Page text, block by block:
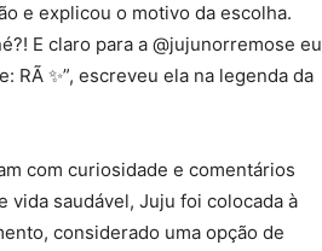
e explicou o motivo da escolha.
E claro para a @jujunorremose eu
✨”, escreveu ela na legenda da
com curiosidade e comentários
vida saudável, Juju foi colocada à
considerado uma opção de